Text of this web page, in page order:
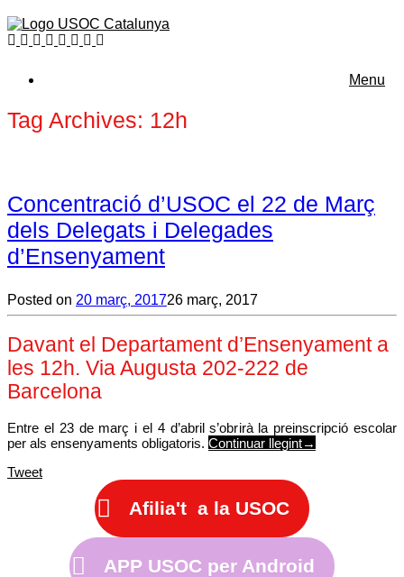
Menu
Tag Archives: 12h
Concentració d’USOC el 22 de Març
dels Delegats i Delegades
d’Ensenyament
Posted on 20 març, 201726 març, 2017
Davant el Departament d’Ensenyament a
les 12h. Via Augusta 202-222 de
Barcelona
Entre el 23 de març i el 4 d’abril s’obrirà la preinscripció escolar
per als ensenyaments obligatoris. Continuar llegint→
Tweet
Afilia't a la USOC
APP USOC per Android